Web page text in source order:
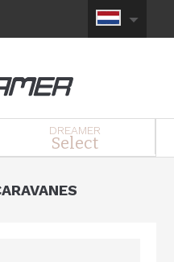
DREAMER
Select